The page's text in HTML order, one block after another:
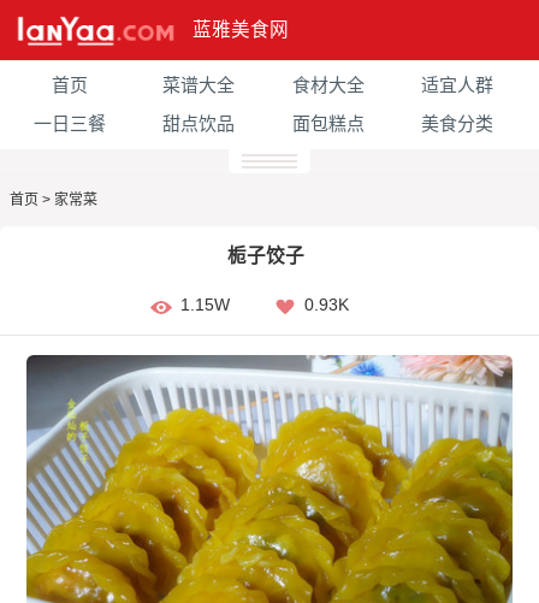
蓝雅美食网
首页 菜谱大全 食材大全
适宜人群
一日三餐
甜点饮品 面包糕点 美食分类
首页 > 家常菜
栀子饺子
1.15W 0.93K